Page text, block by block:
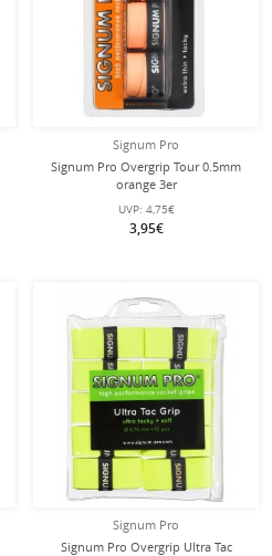
Signum Pro
Signum Pro Overgrip Tour 0.5mm
orange 3er
UVP: 4,75€
3,95€
Signum Pro
Signum Pro Overgrip Ultra Tac